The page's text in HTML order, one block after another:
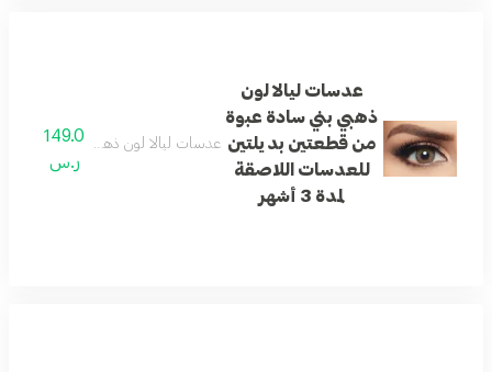
عدسات ليالا لون
ذهبي بني سادة عبوة
من قطعتين بديلتين
للعدسات اللاصقة
لمدة 3 أشهر
عدسات ليالا لون ذهبي بني سادة عبوة
149.0
ر.س